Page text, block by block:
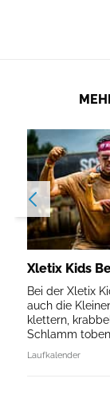
Xletix Kids
Bei der Xletix
auch die
klettern,
Schlamm
Laufkalender